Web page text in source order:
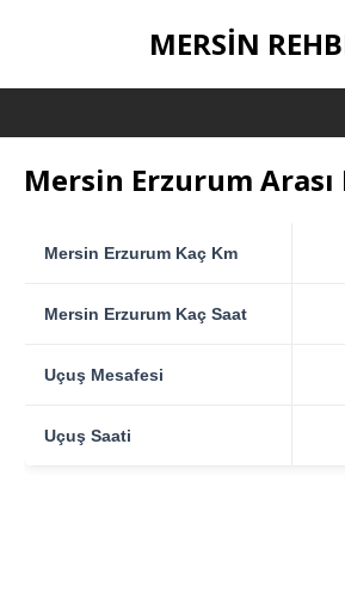
MERSIN
Mersin Erzurum Arası
Mersin Erzurum Kaç Km
Mersin Erzurum Kaç Saat
Uçuş Mesafesi
Uçuş Saati